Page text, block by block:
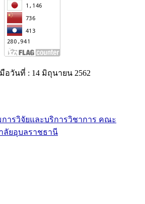
อวันที่ : 14 มิถุนายน 2562
การวิจัยและบริการวิชาการ คณะ
ลัยอุบลราชธานี